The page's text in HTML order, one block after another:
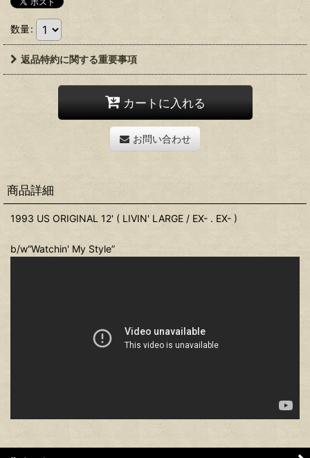
数量:
返品特約に関する重要事項
カートに入れる
お問い合わせ
商品詳細
1993 US ORIGINAL 12' ( LIVIN' LARGE / EX- . EX- )
b/w“Watchin' My Style”